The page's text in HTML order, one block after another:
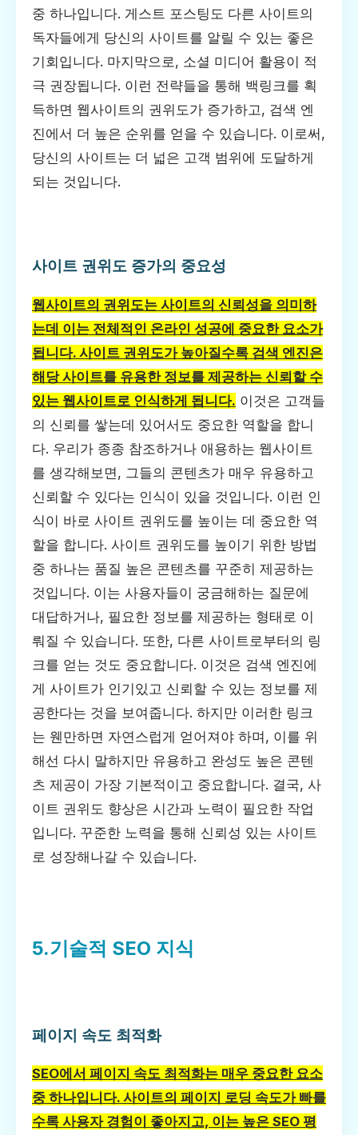
중 하나입니다. 게스트 포스팅도 다른 사이트의
독자들에게 당신의 사이트를 알릴 수 있는 좋은
기회입니다. 마지막으로, 소셜 미디어 활용이 적
극 권장됩니다. 이런 전략들을 통해 백링크를 획
득하면 웹사이트의 권위도가 증가하고, 검색 엔
진에서 더 높은 순위를 얻을 수 있습니다. 이로써,
당신의 사이트는 더 넓은 고객 범위에 도달하게
되는 것입니다.
사이트 권위도 증가의 중요성
웹사이트의 권위도는 사이트의 신뢰성을 의미하
는데 이는 전체적인 온라인 성공에 중요한 요소가
됩니다. 사이트 권위도가 높아질수록 검색 엔진은
해당 사이트를 유용한 정보를 제공하는 신뢰할 수
있는 웹사이트로 인식하게 됩니다. 이것은 고객들
의 신뢰를 쌓는데 있어서도 중요한 역할을 합니
다. 우리가 종종 참조하거나 애용하는 웹사이트
를 생각해보면, 그들의 콘텐츠가 매우 유용하고
신뢰할 수 있다는 인식이 있을 것입니다. 이런 인
식이 바로 사이트 권위도를 높이는 데 중요한 역
할을 합니다. 사이트 권위도를 높이기 위한 방법
중 하나는 품질 높은 콘텐츠를 꾸준히 제공하는
것입니다. 이는 사용자들이 궁금해하는 질문에
대답하거나, 필요한 정보를 제공하는 형태로 이
뤄질 수 있습니다. 또한, 다른 사이트로부터의 링
크를 얻는 것도 중요합니다. 이것은 검색 엔진에
게 사이트가 인기있고 신뢰할 수 있는 정보를 제
공한다는 것을 보여줍니다. 하지만 이러한 링크
는 웬만하면 자연스럽게 얻어져야 하며, 이를 위
해선 다시 말하지만 유용하고 완성도 높은 콘텐
츠 제공이 가장 기본적이고 중요합니다. 결국, 사
이트 권위도 향상은 시간과 노력이 필요한 작업
입니다. 꾸준한 노력을 통해 신뢰성 있는 사이트
로 성장해나갈 수 있습니다.
5.기술적 SEO 지식
페이지 속도 최적화
SEO에서 페이지 속도 최적화는 매우 중요한 요소
중 하나입니다. 사이트의 페이지 로딩 속도가 빠를
수록 사용자 경험이 좋아지고, 이는 높은 SEO 평